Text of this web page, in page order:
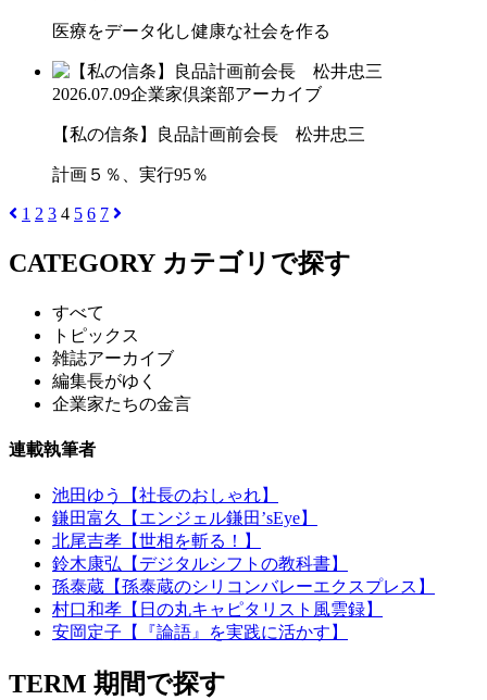
医療をデータ化し健康な社会を作る
2026.07.09企業家倶楽部アーカイブ
【私の信条】良品計画前会長 松井忠三
計画５％、実行95％
1 2 3 4 5 6 7
CATEGORY カテゴリで探す
すべて
トピックス
雑誌アーカイブ
編集長がゆく
企業家たちの金言
連載執筆者
池田ゆう【社長のおしゃれ】
鎌田富久【エンジェル鎌田’sEye】
北尾吉孝【世相を斬る！】
鈴木康弘【デジタルシフトの教科書】
孫泰蔵【孫泰蔵のシリコンバレーエクスプレス】
村口和孝【日の丸キャピタリスト風雲録】
安岡定子【『論語』を実践に活かす】
TERM 期間で探す